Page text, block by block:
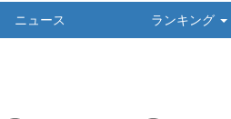
ニュース ランキング